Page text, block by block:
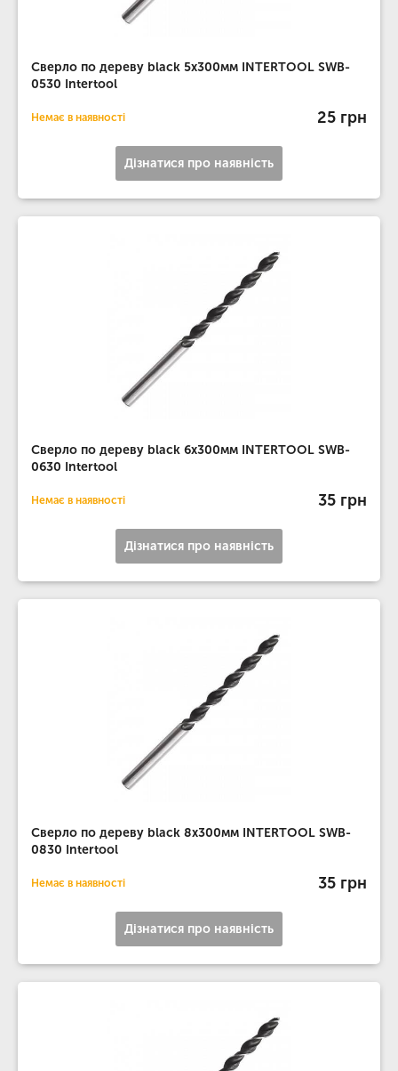
Сверло по дереву black 5x300мм INTERTOOL SWB-
0530 Intertool
Немає в наявності 25 грн
Дізнатися про наявність
Сверло по дереву black 6x300мм INTERTOOL SWB-
0630 Intertool
Немає в наявності 35 грн
Дізнатися про наявність
Сверло по дереву black 8x300мм INTERTOOL SWB-
0830 Intertool
Немає в наявності 35 грн
Дізнатися про наявність